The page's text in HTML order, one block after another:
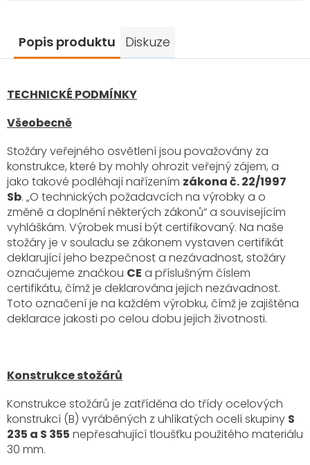
Popis produktu Diskuze
TECHNICKÉ PODMÍNKY
Všeobecně
Stožáry veřejného osvětlení jsou považovány za
konstrukce, které by mohly ohrozit veřejný zájem, a
jako takové podléhají nařízením zákona č. 22/1997
Sb. „O technických požadavcích na výrobky a o
změně a doplnění některých zákonů“ a souvisejícím
vyhláškám. Výrobek musí být certifikovaný. Na naše
stožáry je v souladu se zákonem vystaven certifikát
deklarující jeho bezpečnost a nezávadnost, stožáry
označujeme značkou CE a příslušným číslem
certifikátu, čímž je deklarována jejich nezávadnost.
Toto označení je na každém výrobku, čímž je zajištěna
deklarace jakosti po celou dobu jejich životnosti.
Konstrukce stožárů
Konstrukce stožárů je zatříděna do třídy ocelových
konstrukcí (B) vyráběných z uhlíkatých ocelí skupiny S
235 a S 355 nepřesahující tloušťku použitého materiálu
30 mm.